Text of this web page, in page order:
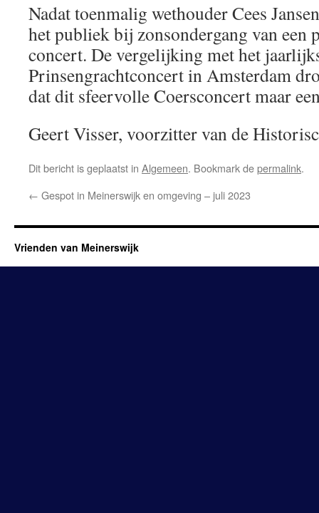
Nadat toenmalig wethouder Cees
het publiek bij zonsondergang van een
concert. De vergelijking met het
Prinsengrachtconcert in Amsterdam
dat dit sfeervolle Coersconcert maar
Geert Visser, voorzitter van de
Dit bericht is geplaatst in Algemeen. Bookmark depermalink.
← Gespot in Meinerswijk en omgeving – juli 2023
Vrienden van Meinerswijk